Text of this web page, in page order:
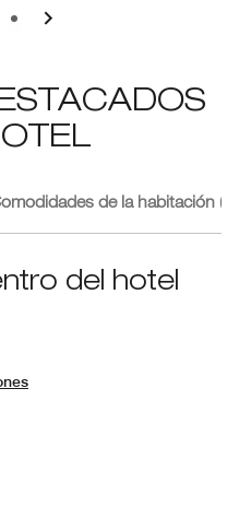
2
de la habitación (3)
del hotel